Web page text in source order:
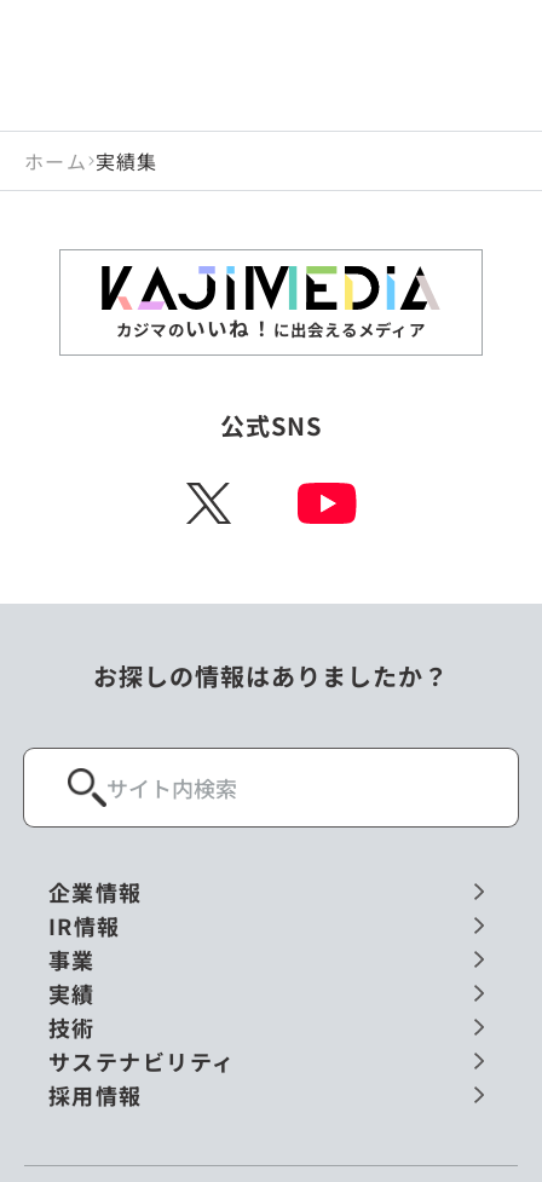
ホーム 実績集
カジマのいいね！ に出会えるメディア
公式SNS
X
お探しの情報はありましたか？
企業情報
IR情報
事業
実績
技術
サステナビリティ
採用情報